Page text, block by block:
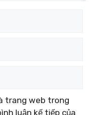
trang web trong
luận kế tiếp của